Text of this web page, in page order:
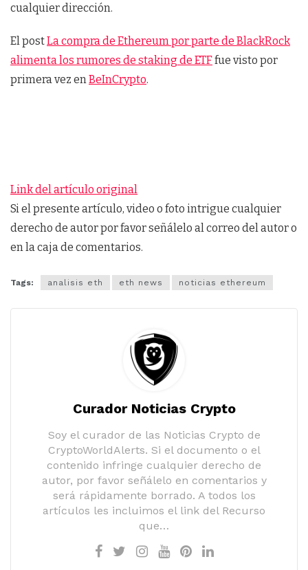
cualquier dirección.
El postLa compra de Ethereum por parte de BlackRock
alimenta los rumores de staking de ETFfue visto por
primera vez en BeInCrypto.
Link del artículo original
Si el presente artículo, video o foto intrigue cualquier
derecho de autor por favor señálelo al correo del autor o
en la caja de comentarios.
Tags: analisis eth eth news noticias ethereum
Curador Noticias Crypto
Soy el curador de las Noticias Crypto de
CryptoWorldAlerts. Si el documento o el
contenido infringe cualquier derecho de
autor, por favor señálelo en comentarios y
será rápidamente borrado. A todos los
artículos les incluimos el link del Recurso
que…